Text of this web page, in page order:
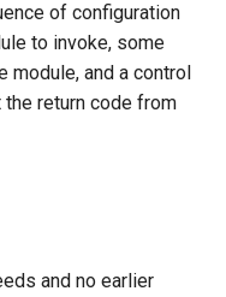
of configuration
to invoke, some
and a control
return code from
and no earlier